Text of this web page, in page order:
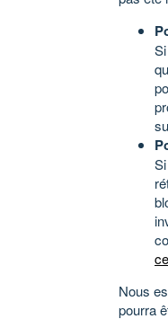
Nous
pourra